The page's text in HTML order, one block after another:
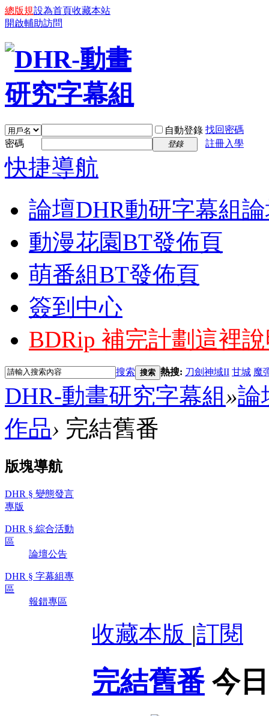
總版規設為首頁收藏本站
開啟輔助訪問
自動登錄 找回密碼
密碼
登錄 註冊入學
快捷導航
論壇DHR動研字幕組
動漫花園BT發佈頁
萌番組BT發佈頁
簽到中心
BDRip 補完計劃 這裡
搜索 搜索 熱搜: 刀劍神域II 甘城 魔
DHR-動畫研究字幕組»論
作品› 完結舊番
版塊導航
DHR § 變態發言
專版
DHR § 綜合活動
區
論壇公告
DHR § 字幕組專
區
報錯專區
收藏本版 |訂閱
完結舊番 今